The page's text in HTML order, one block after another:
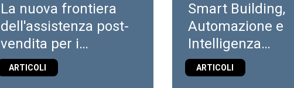
La nuova frontiera
dell'assistenza post-
vendita per i
produttori di
macchinari
ARTICOLI
Smart Building,
Automazione e
Intelligenza
Artificiale
ARTICOLI